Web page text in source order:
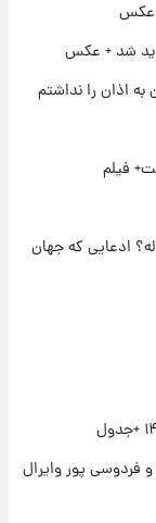
در تولید سایپا؛
و زمان تحویل |
عکس
اذان را نداشتم
فیلم
انسان در دستان یک نوجوان ۱۵ ساله؟ ادعایی که جهان
فردوسی پور وایرال